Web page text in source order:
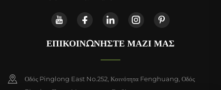
ΕΠΙΚΟΙΝΩΝΉΣΤΕ ΜΑΖΊ ΜΑΣ
Οδός Pinglong East No.252, Κοινότητα Fenghuang, Οδός